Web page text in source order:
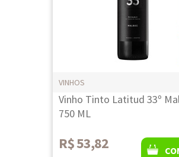
VINHOS
Vinho Tinto Latitud 33º
750 ML
R$ 53,82